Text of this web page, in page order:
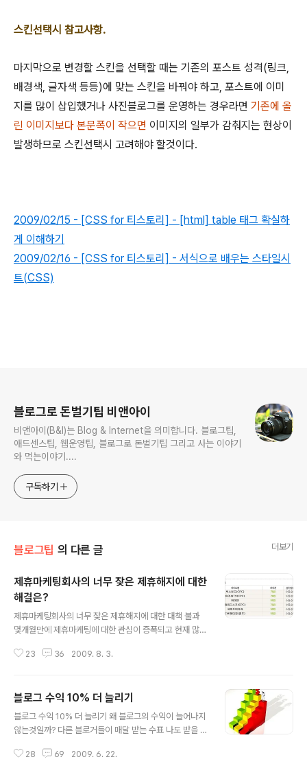
스킨선택시 참고사항.
마지막으로 변경할 스킨을 선택할 때는 기존의 포스트 성격(링크,
배경색, 글자색 등등)에 맞는 스킨을 바꿔야 하고, 포스트에 이미
지를 많이 삽입했거나 사진블로그를 운영하는 경우라면 기존에 올
린 이미지보다 본문폭이 작으면 이미지의 일부가 감춰지는 현상이
발생하므로 스킨선택시 고려해야 할것이다.
2009/02/15 - [CSS for 티스토리] - [html] table 태그 확실하
게 이해하기
2009/02/16 - [CSS for 티스토리] - 서식으로 배우는 스타일시
트(CSS)
블로그로 돈벌기팁 비앤아이
비앤아이(B&I)는 Blog & Internet을 의미합니다. 블로그팁,
애드센스팁, 웹운영팁, 블로그로 돈벌기팁 그리고 사는 이야기
와 먹는이야기....
구독하기
블로그팁 의 다른 글 더보기
제휴마케팅회사의 너무 잦은 제휴해지에 대한
해결은?
제휴마케팅회사의 너무 잦은 제휴해지에 대한 대책 불과
몇개월만에 제휴마케팅에 대한 관심이 증폭되고 현재 많은
실험 또는 적용을 하고 있는것으로 알고 있습니다. 제휴마
져서 매우 반가운 일이 아닐 수 없습니다. 필자 역시 수익블
로그를 운영하는 입장에서 새롭게 오픈하는 제휴마케팅 회
사에 관심이 가지만 아직까지 믿을만하고 체계적으로 운영
용하는 곳은 몇개 되지 않답니다. 필자가 이용하는 제휴마
23 36 2009. 8. 3.
블로그 수익 10% 더 늘리기
블로그 수익 10% 더 늘리기 왜 블로그의 수익이 늘어나지
않는것일까? 다른 블로거들이 매달 받는 수표 나도 받을 수
그 결산글을 보고 매달 구글 수표를 받거나 고수익을 얻는
28 69 2009. 6. 22.